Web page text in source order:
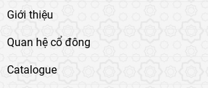
Giới thiệu
Quan hệ cổ đông
Catalogue